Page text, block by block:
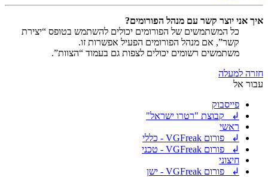
איך אני יוצר קשר עם מנהל הפורומים?
כל המשתמשים של הפורומים יכולים להשתמש בטופס “יצירת
קשר”, אם מנהל הפורומים הפעיל אפשרות זו.
משתמשים רשומים יכולים לצפות גם בעמוד “הצוות”.
חזרה למעלה
עבור אל
פייסבוק
↲ קבוצת "רטרו ישראל"
ראשי
↲ פורום VGFreak - כללי
↲ פורום VGFreak - טכני
חיצוני
↲ פורום VGFreak - ישן